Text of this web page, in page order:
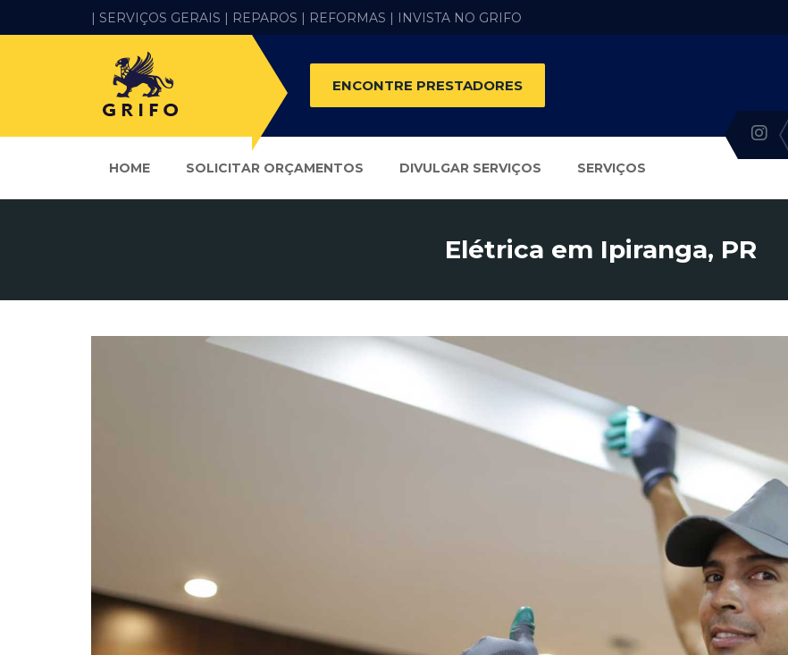
| SERVIÇOS GERAIS | REPAROS | REFORMAS | INVISTA NO GRIFO
ENCONTRE PRESTADORES
HOME SOLICITAR ORÇAMENTOS DIVULGAR SERVIÇOS SERVIÇOS
Elétrica em Ipiranga, PR